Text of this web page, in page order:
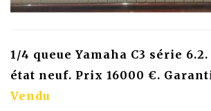
1/4 queue Yamaha C3 série
état neuf. Prix 16000 €.
Vendu